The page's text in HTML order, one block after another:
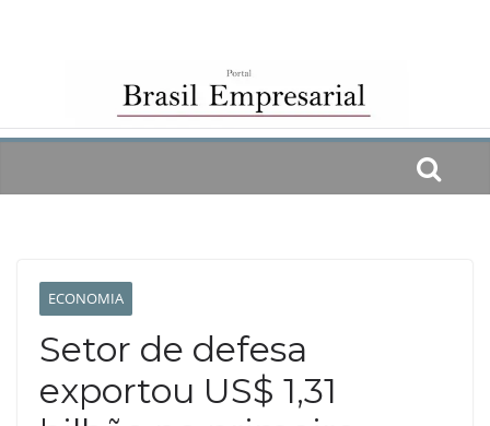
ECONOMIA
Setor de defesa
exportou US$ 1,31